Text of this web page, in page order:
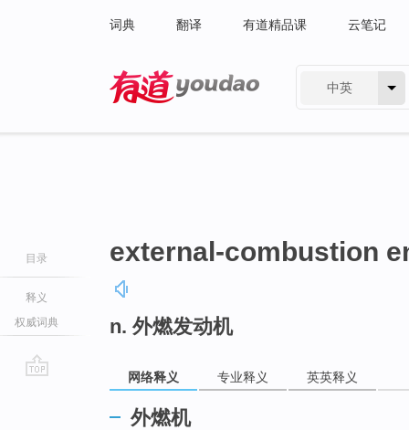
词典 翻译 有道精品课 云笔记
中英
目录
释义
权威词典
external-combustion
n. 外燃发动机
网络释义 专业释义 英英释义
外燃机